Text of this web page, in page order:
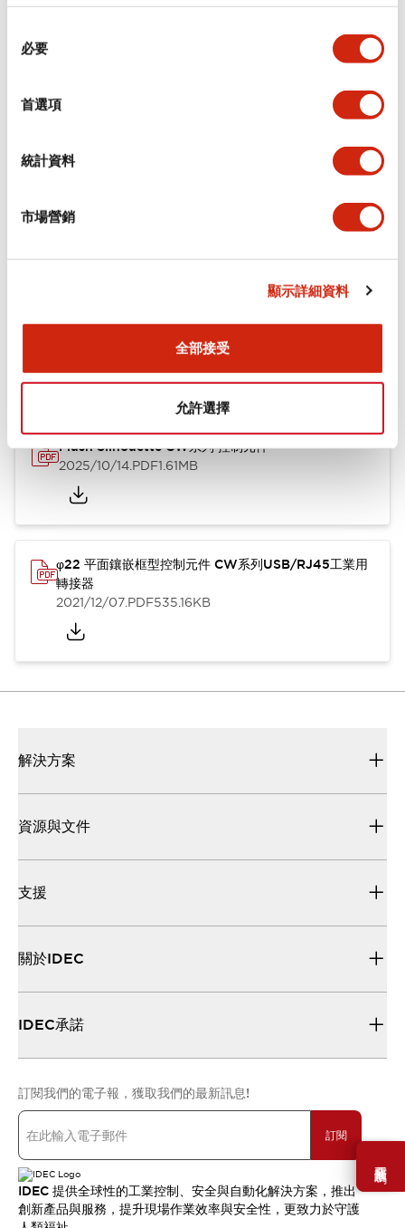
必要
首選項
統計資料
市場營銷
顯示詳細資料
全部接受
允許選擇
需要幫助嗎？
審美規範
環境規範
功能規格
機械規格
型錄和宣傳手冊 CAD檔 認證與標準
Flush Silhouette CW系列 控制元件
2025/10/14.PDF1.61MB
φ22 平面鑲嵌框型控制元件 CW系列USB/RJ45工業用
轉接器
2021/12/07.PDF535.16KB
解決方案
資源與文件
支援
關於IDEC
IDEC承諾
訂閱我們的電子報，獲取我們的最新訊息!
訂閱
IDEC 提供全球性的工業控制、安全與自動化解決方案，推出
創新產品與服務，提升現場作業效率與安全性，更致力於守護